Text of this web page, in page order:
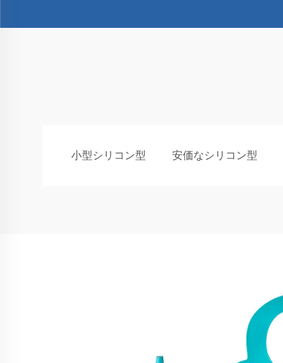
小型シリコン型 安価なシリコン型